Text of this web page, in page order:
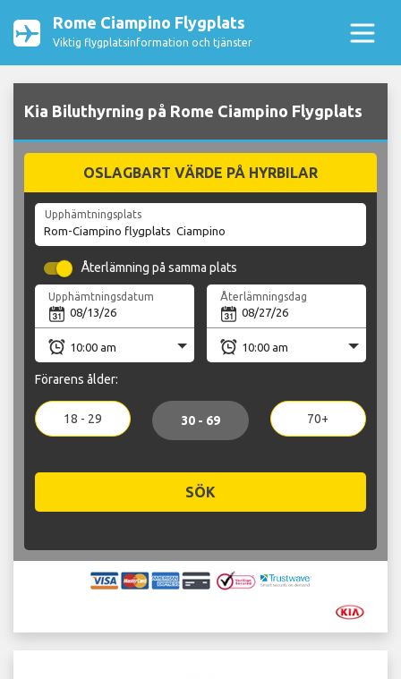
Rome Ciampino Flygplats
Viktig flygplatsinformation och tjänster
Kia Biluthyrning på Rome Ciampino Flygplats
OSLAGBART VÄRDE PÅ HYRBILAR
Upphämtningsplats
Återlämning på samma plats
Upphämtningsdatum Återlämningsdag
Förarens ålder:
18 - 29 30 - 69 70+
SÖK